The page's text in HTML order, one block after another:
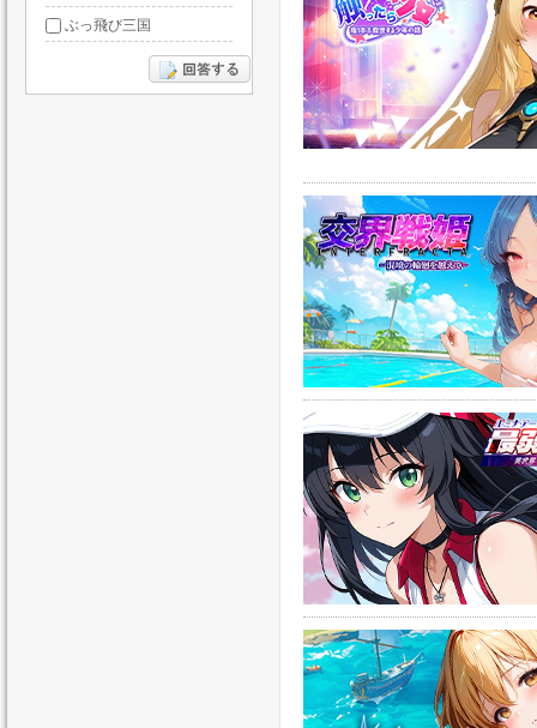
ぶっ飛び三国
あやかしっくレコード